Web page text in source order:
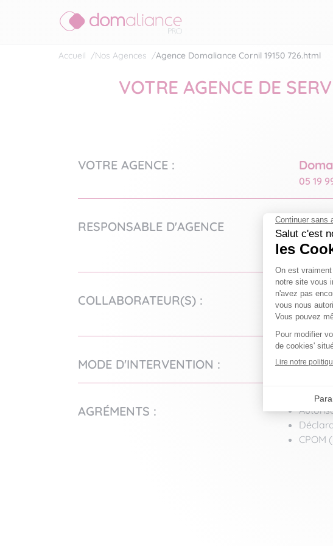
Accueil /Nos Agences /Agence Domaliance Cornil 19150 726.html
VOTRE AGENCE DE
VOTRE AGENCE :
05 19
RESPONSABLE D'AGENCE
06 74
resp-
COLLABORATEUR(S) :
06 74 93
MODE D'INTERVENTION :
AGRÉMENTS :
CPOM